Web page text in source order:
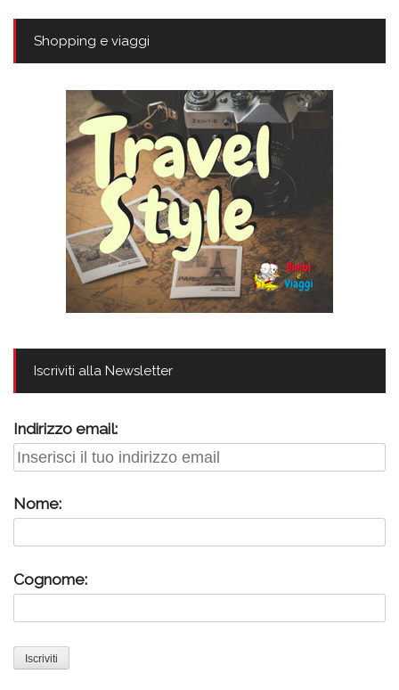
Shopping e viaggi
Iscriviti alla Newsletter
Indirizzo email:
Nome:
Cognome: